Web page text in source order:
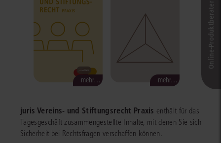
mehr… mehr…
juris Vereins- und Stiftungsrecht Praxis enthält für das
Tagesgeschäft zusammengestellte Inhalte, mit denen Sie sich
Sicherheit bei Rechtsfragen verschaffen können.
Online-Produkt­berater